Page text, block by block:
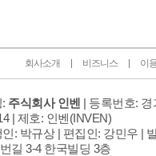
회사소개 비즈니스 이
주식회사 인벤 | 등록번호:
| 제호: 인벤(INVEN)
인: 박규상 | 편집인: 강민우 |
길 3-4 한국빌딩 3층